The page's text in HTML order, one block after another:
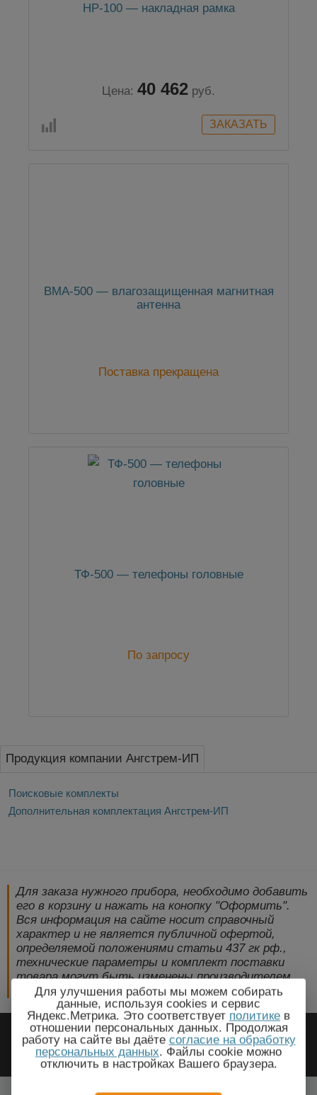
НР-100 — накладная рамка
Цена: 40 462 руб.
ВМА-500 — влагозащищенная магнитная
антенна
Поставка прекращена
ТФ-500 — телефоны головные
По запросу
Продукция компании Ангстрем-ИП
Поисковые комплекты
Дополнительная комплектация Ангстрем-ИП
Для заказа нужного прибора, необходимо добавить
его в корзину и нажать на конопку "Оформить".
Вся информация на сайте носит справочный
характер и не является публичной офертой,
определяемой положениями статьи 437 гк рф.,
технические параметры и комплект поставки
товара могут быть изменены производителем
без предварительного уведомления!
2009-2026 © ЭлектроПрогресс -
Электротехническое оборудование
Для улучшения работы мы можем собирать
данные, используя cookies и сервис
Яндекс.Метрика. Это соответствует политике в
отношении персональных данных. Продолжая
работу на сайте вы даёте согласие на обработку
персональных данных. Файлы cookie можно
отключить в настройках Вашего браузера.